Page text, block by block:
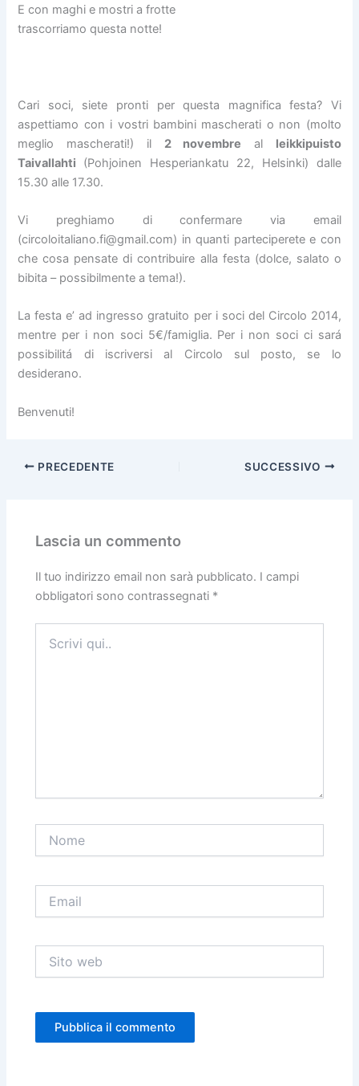
E con maghi e mostri a frotte
trascorriamo questa notte!
Cari soci, siete pronti per questa magnifica festa? Vi
aspettiamo con i vostri bambini mascherati o non (molto
meglio mascherati!) il 2 novembre al leikkipuisto
Taivallahti (Pohjoinen Hesperiankatu 22, Helsinki) dalle
15.30 alle 17.30.
Vi preghiamo di confermare via email
(circoloitaliano.fi@gmail.com) in quanti parteciperete e con
che cosa pensate di contribuire alla festa (dolce, salato o
bibita – possibilmente a tema!).
La festa e’ ad ingresso gratuito per i soci del Circolo 2014,
mentre per i non soci 5€/famiglia. Per i non soci ci sará
possibilitá di iscriversi al Circolo sul posto, se lo
desiderano.
Benvenuti!
PRECEDENTE SUCCESSIVO
Lascia un commento
Il tuo indirizzo email non sarà pubblicato. I campi
obbligatori sono contrassegnati *
qui..
web